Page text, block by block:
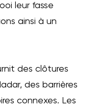
leur fasse
ainsi à un
des clôtures
des barrières
connexes. Les